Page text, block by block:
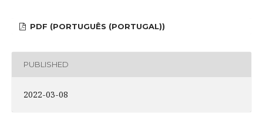
PDF (PORTUGUÊS (PORTUGAL))
PUBLISHED
2022-03-08